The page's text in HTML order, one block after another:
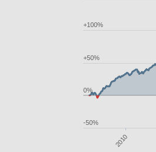
2010
-50%
0%
+50%
+100%